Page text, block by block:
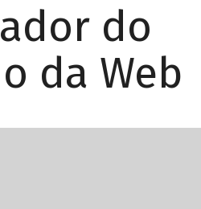
do
da Web